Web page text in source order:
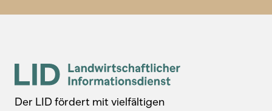
Der LID fördert mit vielfältigen